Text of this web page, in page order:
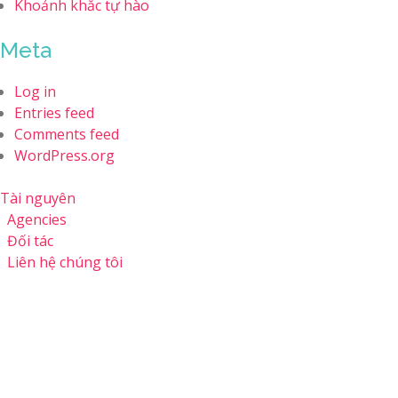
Khoảnh khắc tự hào
Meta
Log in
Entries feed
Comments feed
WordPress.org
Tài nguyên
Agencies
Đối tác
Liên hệ chúng tôi